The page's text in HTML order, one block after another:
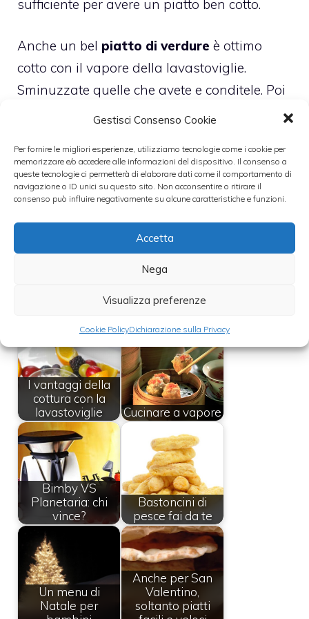
Gestisci Consenso Cookie
Per fornire le migliori esperienze, utilizziamo tecnologie come i cookie per
memorizzare e/o accedere alle informazioni del dispositivo. Il consenso a
queste tecnologie ci permetterà di elaborare dati come il comportamento di
navigazione o ID unici su questo sito. Non acconsentire o ritirare il
consenso può influire negativamente su alcune caratteristiche e funzioni.
Accetta
Nega
Visualizza preferenze
Cookie PolicyDichiarazione sulla Privacy
sufficiente per avere un piatto ben cotto.
Anche un bel piatto di verdure è ottimo
cotto con il vapore della lavastoviglie.
Sminuzzate quelle che avete e conditele. Poi
mettetele in un vasetto di vetro a chiusura
Utilizzate un tipo di lavaggio pieno e
normale per verdure cotte a puntino. Se vi
piacciono più croccanti basta un lavaggio
breve.
Leggi anche:
I vantaggi della
cottura con la
lavastoviglie
Cucinare a vapore
Bimby VS
Planetaria: chi
vince?
Bastoncini di
pesce fai da te
Un menu di
Natale per
Anche per San
Valentino,
soltanto piatti